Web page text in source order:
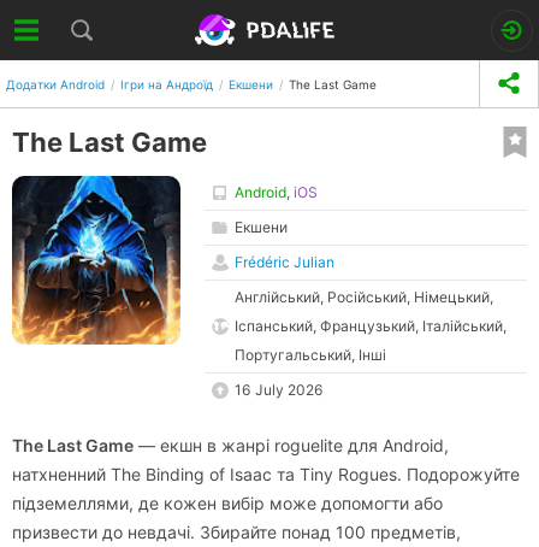
Додатки Android Ігри на Андроїд Екшени The Last Game
The Last Game
Android, iOS
Екшени
Frédéric Julian
Англійський, Російський, Німецький,
Іспанський, Французький, Італійський,
Португальський, Інші
16 July 2026
The Last Game — екшн в жанрі roguelite для Android,
натхненний The Binding of Isaac та Tiny Rogues. Подорожуйте
підземеллями, де кожен вибір може допомогти або
призвести до невдачі. Збирайте понад 100 предметів,